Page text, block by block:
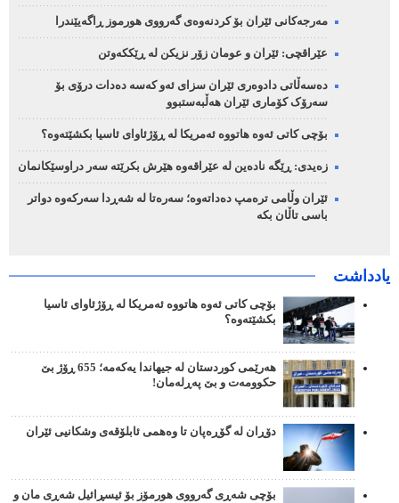
مەرجەکانی ئێران بۆ کردنەوەی گەرووی هورموز ڕاگەیێندرا
عێراقچی: ئێران و عومان زۆر نزیکن لە ڕێککەوتن
دەسەڵاتی دادوەری ئێران سزای ئەو کەسە دەدات درۆی بۆ
سەرۆک کۆماری ئێران هەڵبەستبوو
بۆچی کاتی ئەوە هاتووە ئەمریکا لە ڕۆژئاوای ئاسیا بکشێتەوە؟
زەیدی: ڕێگە نادەین لە عێراقەوە هێرش بکرێتە سەر دراوسێکانمان
ئێران وڵامی ترەمپ دەداتەوە؛ سەرەتا لە شەڕدا سەرکەوە دواتر
باسی تاڵان بکە
یادداشت
بۆچی کاتی ئەوە هاتووە ئەمریکا لە ڕۆژئاوای ئاسیا
بکشێتەوە؟
هەرێمی کوردستان لە جیهاندا یەکەمە؛ 655 ڕۆژ بێ
حکوومەت و بێ پەڕلەمان!
دۆڕان لە گۆڕەپان تا وەهمی ئابلۆقەی وشکانیی ئێران
بۆچی شەڕی گەرووی هورمۆز بۆ ئیسڕائیل شەڕی مان و